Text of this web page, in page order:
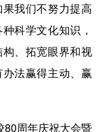
山西
江苏
湖南
我们不努力提高
科学文化知识，
、拓宽眼界和视
法赢得主动、赢
80周年庆祝大会暨